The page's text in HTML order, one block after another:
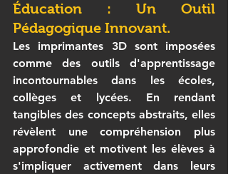
Éducation : Un Outil
Pédagogique Innovant.
Les imprimantes 3D sont imposées
comme des outils d'apprentissage
incontournables dans les écoles,
collèges et lycées. En rendant
tangibles des concepts abstraits, elles
révèlent une compréhension plus
approfondie et motivent les élèves à
s'impliquer activement dans leurs